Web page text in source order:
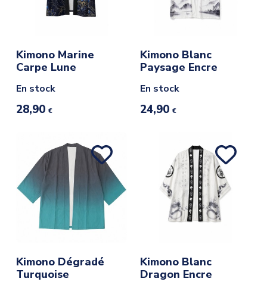
Kimono Marine
Carpe Lune
En stock
28,90 €
Kimono Blanc
Paysage Encre
En stock
24,90 €
Kimono Dégradé
Turquoise
Kimono Blanc
Dragon Encre